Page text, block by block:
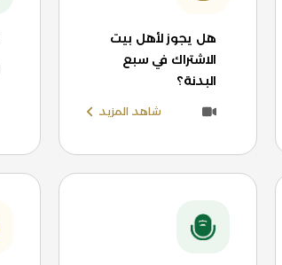
هل يجوز لأهل بيت
الاشتراك في سبع
البدنة؟
شاهد المزيد